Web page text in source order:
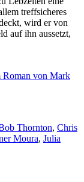
treffsicheres
wird er von
auf ihn aussetzt,
Roman von Mark
Thornton, Chris
Moura, Julia